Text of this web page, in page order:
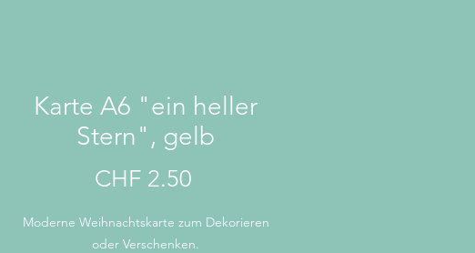
Karte A6 "ein heller
Stern", gelb
CHF 2.50
Moderne Weihnachtskarte zum Dekorieren
oder Verschenken.